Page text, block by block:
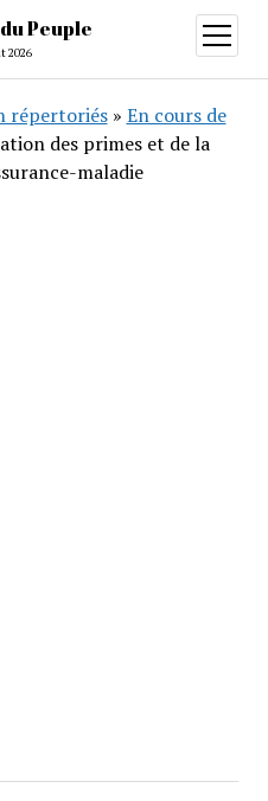
Peuple
2026
ouvrir
menu
répertoriés» En cours de
des primes et de la
maladie